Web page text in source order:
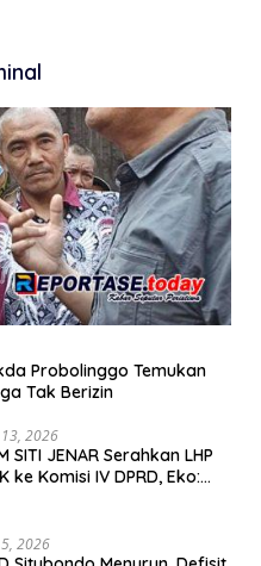
Probolinggo Temukan
Tak Berizin
13, 2026
SITI JENAR Serahkan LHP
ke Komisi IV DPRD, Eko:
5, 2026